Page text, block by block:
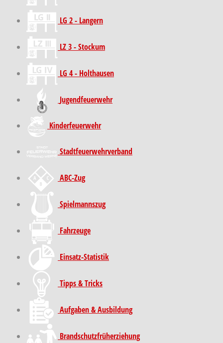
LG 2 - Langern
LZ 3 - Stockum
LG 4 - Holthausen
Jugendfeuerwehr
Kinder­feuer­wehr
Stadt­feuer­wehr­verband
ABC-Zug
Spielmannszug
Fahrzeuge
Einsatz-Statistik
Tipps & Tricks
Aufgaben & Ausbildung
Brand­schutz­früh­erziehung